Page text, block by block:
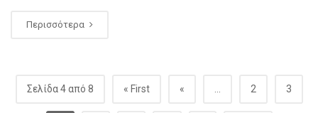
Περισσότερα
Σελίδα 4 από 8 « First « 2 3